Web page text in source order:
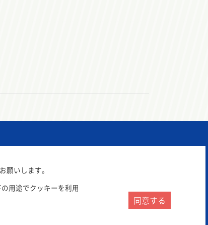
願いします。
用途でクッキーを利用
同意する
リンク集